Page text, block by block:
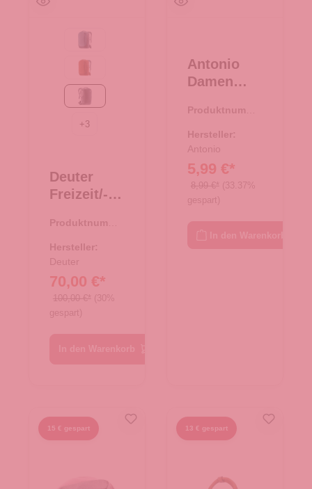
atlantic-ink
copper-oak
+3
Deuter
Freizeit/-
sack Giga
schwarz
Produktnumme
Hersteller:
Deuter
70,00 €*
100,00 €* (30%
gespart)
Antonio
Damen
Tasche XS
- beige
Produktnumme
Hersteller:
Antonio
5,99 €*
8,99 €* (33.37%
gespart)
15 € gespart 13 € gespart